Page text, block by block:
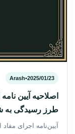
2025/01/23
•
Arash
اصلاحیه آیین
طرز رسیدگی به
آیین‌نامه اجرای